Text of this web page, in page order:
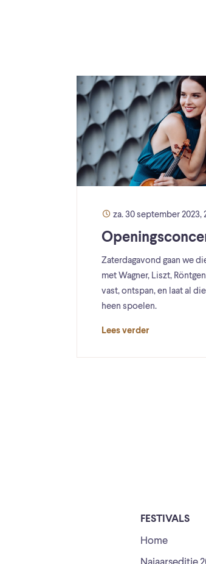
za. 30 september 2023,
Zaterdagavond gaan we
met Wagner, Liszt,
vast, ontspan, en laat al
heen spoelen.
Lees verder
FESTIVALS
Home